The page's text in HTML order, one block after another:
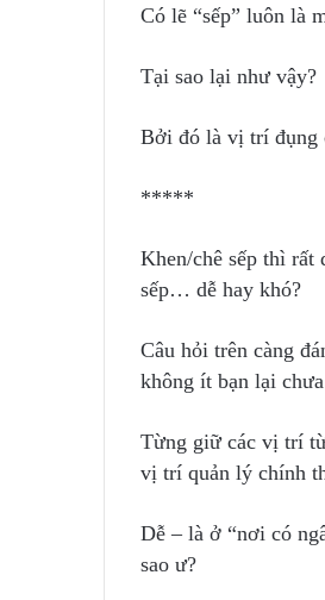
Có lẽ “sếp” luôn là
Tại sao lại như vậy?
Bởi đó là vị trí đụng
*****
Khen/chê sếp thì
sếp… dễ hay khó?
Câu hỏi trên càng
không ít bạn lại
Từng giữ các vị trí
vị trí quản lý chính
Dễ – là ở “nơi có
sao ư?